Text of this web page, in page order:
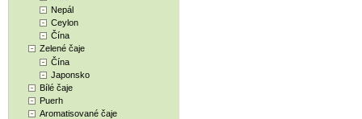
Nepál
Ceylon
Čína
Zelené čaje
Čína
Japonsko
Bílé čaje
Puerh
Aromatisované čaje